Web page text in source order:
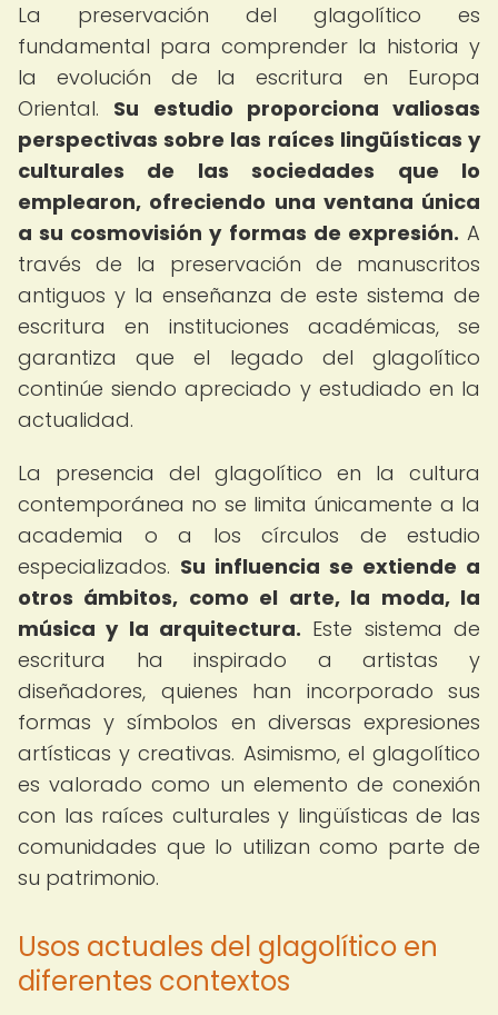
La preservación del glagolítico es
fundamental para comprender la historia y
la evolución de la escritura en Europa
Oriental. Su estudio proporciona valiosas
perspectivas sobre las raíces lingüísticas y
culturales de las sociedades que lo
emplearon, ofreciendo una ventana única
a su cosmovisión y formas de expresión. A
través de la preservación de manuscritos
antiguos y la enseñanza de este sistema de
escritura en instituciones académicas, se
garantiza que el legado del glagolítico
continúe siendo apreciado y estudiado en la
actualidad.
La presencia del glagolítico en la cultura
contemporánea no se limita únicamente a la
academia o a los círculos de estudio
especializados. Su influencia se extiende a
otros ámbitos, como el arte, la moda, la
música y la arquitectura. Este sistema de
escritura ha inspirado a artistas y
diseñadores, quienes han incorporado sus
formas y símbolos en diversas expresiones
artísticas y creativas. Asimismo, el glagolítico
es valorado como un elemento de conexión
con las raíces culturales y lingüísticas de las
comunidades que lo utilizan como parte de
su patrimonio.
Usos actuales del glagolítico en
diferentes contextos